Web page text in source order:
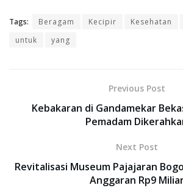
Tags: Beragam Kecipir Kesehatan
untuk
yang
Previous Post
Kebakaran di Gandamekar
Pemadam
Next Post
Revitalisasi Museum Pajajaran
Anggaran Rp9